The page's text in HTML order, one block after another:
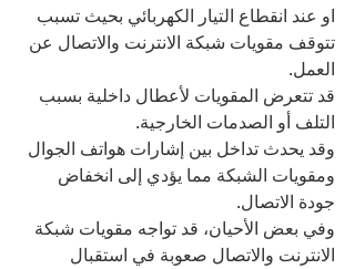
او عند انقطاع التيار الكهربائي بحيث تسبب
تتوقف مقويات شبكة الانترنت والاتصال عن
العمل.
قد تتعرض المقويات لأعطال داخلية بسبب
التلف أو الصدمات الخارجية.
وقد يحدث تداخل بين إشارات هواتف الجوال
ومقويات الشبكة مما يؤدي إلى انخفاض
جودة الاتصال.
وفي بعض الأحيان، قد تواجه مقويات شبكة
الانترنت والاتصال صعوبة في استقبال